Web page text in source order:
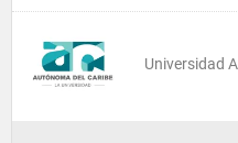
Universidad